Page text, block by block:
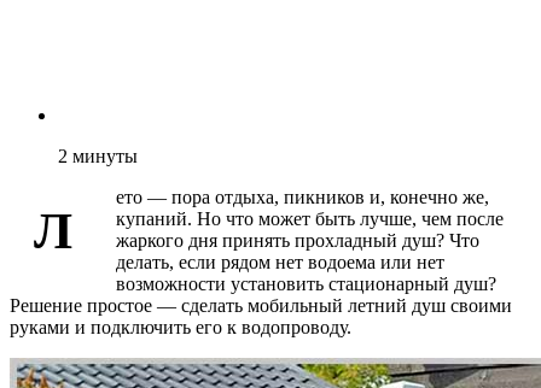
2 минуты
Л
ето — пора отдыха, пикников и, конечно же,
купаний. Но что может быть лучше, чем после
жаркого дня принять прохладный душ? Что
делать, если рядом нет водоема или нет
возможности установить стационарный душ?
Решение простое — сделать мобильный летний душ своими
руками и подключить его к водопроводу.